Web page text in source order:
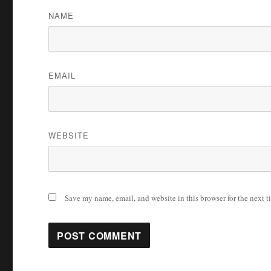
NAME
EMAIL
WEBSITE
Save my name, email, and website in this browser for the next